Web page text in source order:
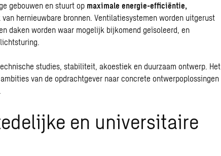
gebouwen en stuurt op maximale energie-efficiëntie,
hernieuwbare bronnen. Ventilatiesystemen worden uitgerust
daken worden waar mogelijk bijkomend geïsoleerd, en
studies, stabiliteit, akoestiek en duurzaam ontwerp. Het
van de opdrachtgever naar concrete ontwerpoplossingen
en universitaire